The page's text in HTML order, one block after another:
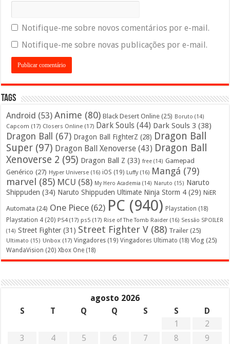
Notifique-me sobre novos comentários por e-mail.
Notifique-me sobre novas publicações por e-mail.
Tags
Android (53) Anime (80) Black Desert Online (25) Boruto (14)
Capcom (17) Closers Online (17) Dark Souls (44) Dark Souls 3 (38)
Dragon Ball (67) Dragon Ball FighterZ (28) Dragon Ball
Super (97) Dragon Ball Xenoverse (43) Dragon Ball
Xenoverse 2 (95) Dragon Ball Z (33) free (14) Gamepad
Genérico (27) Hyper Universe (16) iOS (19) Luffy(16) Mangá (79)
marvel (85) MCU (58) My Hero Academia (14) Naruto (15) Naruto
Shippuden (34) Naruto Shippuden Ultimate Ninja Storm 4 (29) NiER
Automata (24) One Piece (62) PC (940) Playstation (18)
Playstation 4 (20) PS4(17) ps5 (17) Rise of The Tomb Raider (16) Sessão SPOILER
(14) Street Fighter (31) Street Fighter V (88) Trailer (25)
Ultimato (15) Unbox (17) Vingadores (19) Vingadores Ultimato (18) Vlog (25)
WandaVision (20) Xbox One (18)
agosto 2026
S
T Q Q S S
D
1
2
3
4 5 6 7 8
9